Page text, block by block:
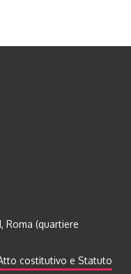
Roma (quartiere
costitutivo e Statuto